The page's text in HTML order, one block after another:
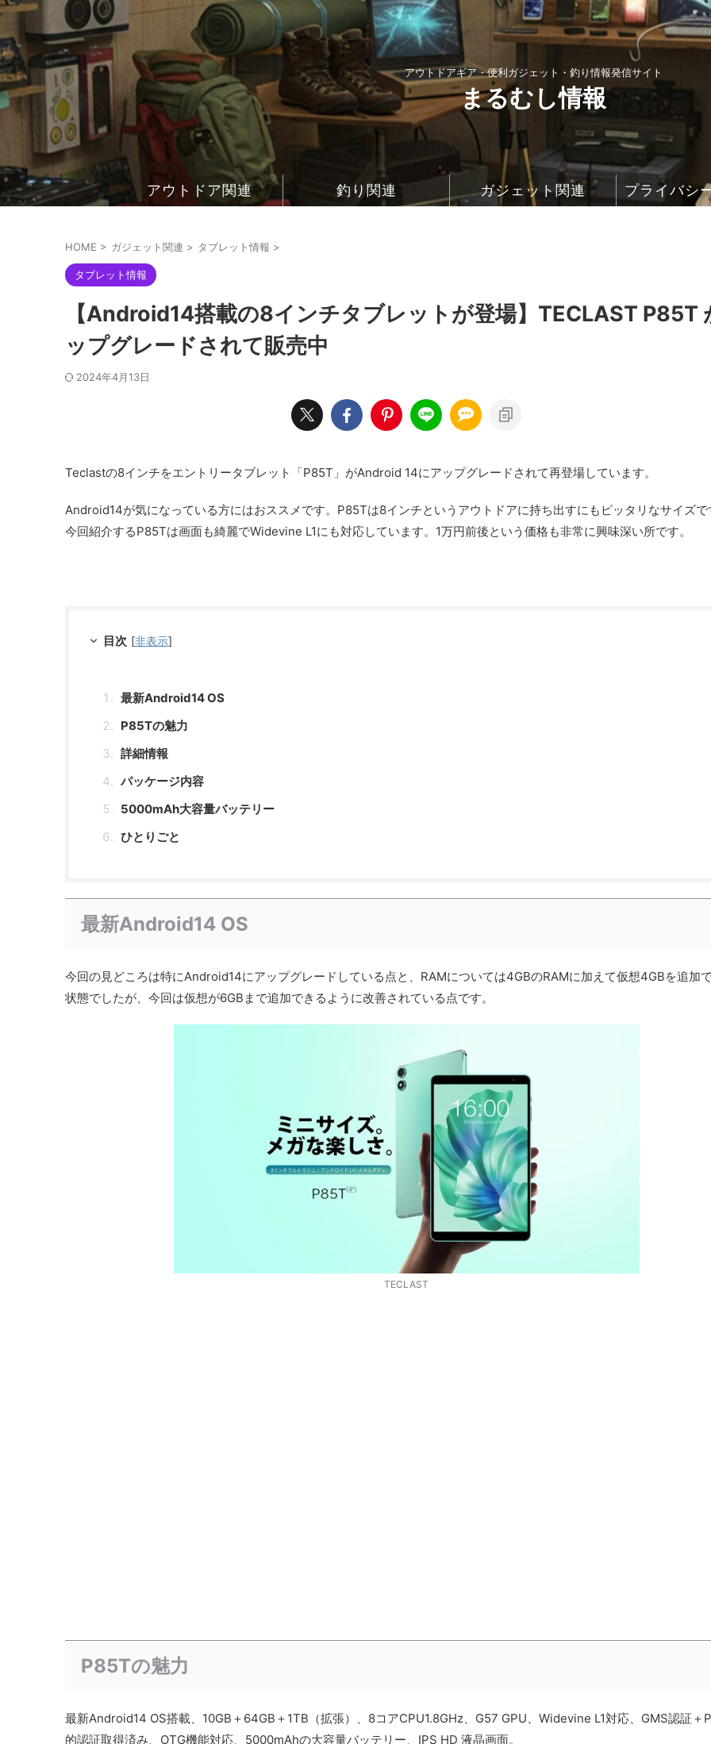
アウトドアギア・便利ガジェット・釣り情報発信サイト
まるむし情報
アウトドア関連 釣り関連 ガジェット関連 プライバシ
HOME > ガジェット関連 > タブレット情報 >
タブレット情報
【Android14搭載の8インチタブレットが登場】TECLAST P85T
ップグレードされて販売中
2024年4月13日
Teclastの8インチをエントリータブレット「P85T」がAndroid 14にアップグレードされて再登場しています。
Android14が気になっている方にはおススメです。P85Tは8インチというアウトドアに持ち出すにもピッタリなサイズで
今回紹介するP85Tは画面も綺麗でWidevine L1にも対応しています。1万円前後という価格も非常に興味深い所です。
目次 [非表示]
最新Android14 OS
P85Tの魅力
詳細情報
パッケージ内容
5000mAh大容量バッテリー
ひとりごと
最新Android14 OS
今回の見どころは特にAndroid14にアップグレードしている点と、RAMについては4GBのRAMに加えて仮想4GBを追加
状態でしたが、今回は仮想が6GBまで追加できるように改善されている点です。
‎TECLAST
P85Tの魅力
最新Android14 OS搭載、10GB＋64GB＋1TB（拡張）、8コアCPU1.8GHz、G57 GPU、Widevine L1対応、GMS認証＋
的認証取得済み、OTG機能対応、5000mAhの大容量バッテリー、IPS HD 液晶画面。